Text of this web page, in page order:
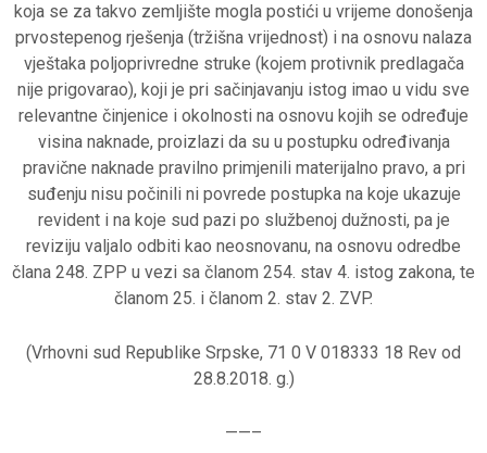
koja se za takvo zemljište mogla postići u vrijeme donošenja
prvostepenog rješenja (tržišna vrijednost) i na osnovu nalaza
vještaka poljoprivredne struke (kojem protivnik predlagača
nije prigovarao), koji je pri sačinjavanju istog imao u vidu sve
relevantne činjenice i okolnosti na osnovu kojih se određuje
visina naknade, proizlazi da su u postupku određivanja
pravične naknade pravilno primjenili materijalno pravo, a pri
suđenju nisu počinili ni povrede postupka na koje ukazuje
revident i na koje sud pazi po službenoj dužnosti, pa je
reviziju valjalo odbiti kao neosnovanu, na osnovu odredbe
člana 248. ZPP u vezi sa članom 254. stav 4. istog zakona, te
članom 25. i članom 2. stav 2. ZVP.
(Vrhovni sud Republike Srpske, 71 0 V 018333 18 Rev od
28.8.2018. g.)
——–